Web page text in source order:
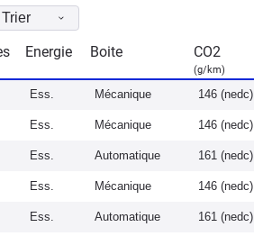
Trier
Energie Boite CO2
(g/km)
Ess. Mécanique 146 (nedc)
Ess. Mécanique 146 (nedc)
Ess. Automatique 161 (nedc)
Ess. Mécanique 146 (nedc)
Ess. Automatique 161 (nedc)